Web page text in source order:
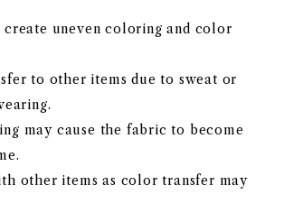
create uneven coloring and color
to other items due to sweat or
may cause the fabric to become
other items as color transfer may